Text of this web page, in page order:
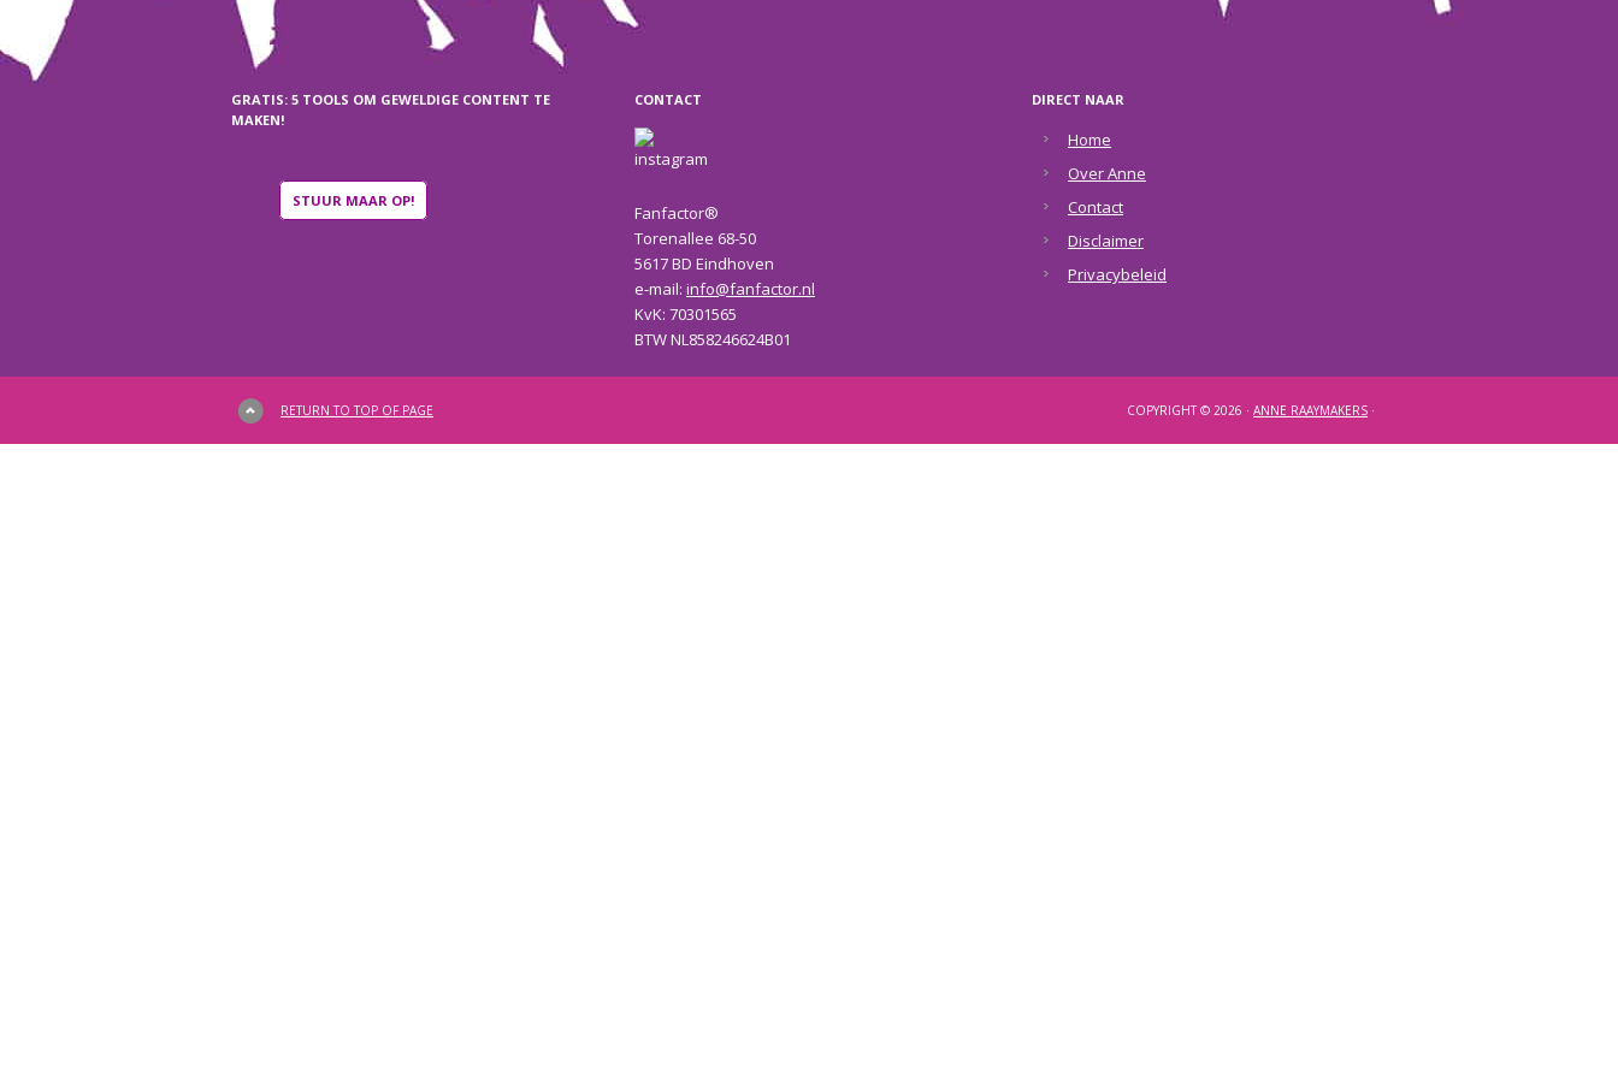
GRATIS: 5 TOOLS OM GEWELDIGE CONTENT TE
MAKEN!
STUUR MAAR OP!
CONTACT
Fanfactor®
Torenallee 68-50
5617 BD Eindhoven
e-mail: info@fanfactor.nl
KvK: 70301565
BTW NL858246624B01
DIRECT NAAR
Home
Over Anne
Contact
Disclaimer
Privacybeleid
COPYRIGHT © 2026 · ANNE RAAYMAKERS ·
RETURN TO TOP OF PAGE